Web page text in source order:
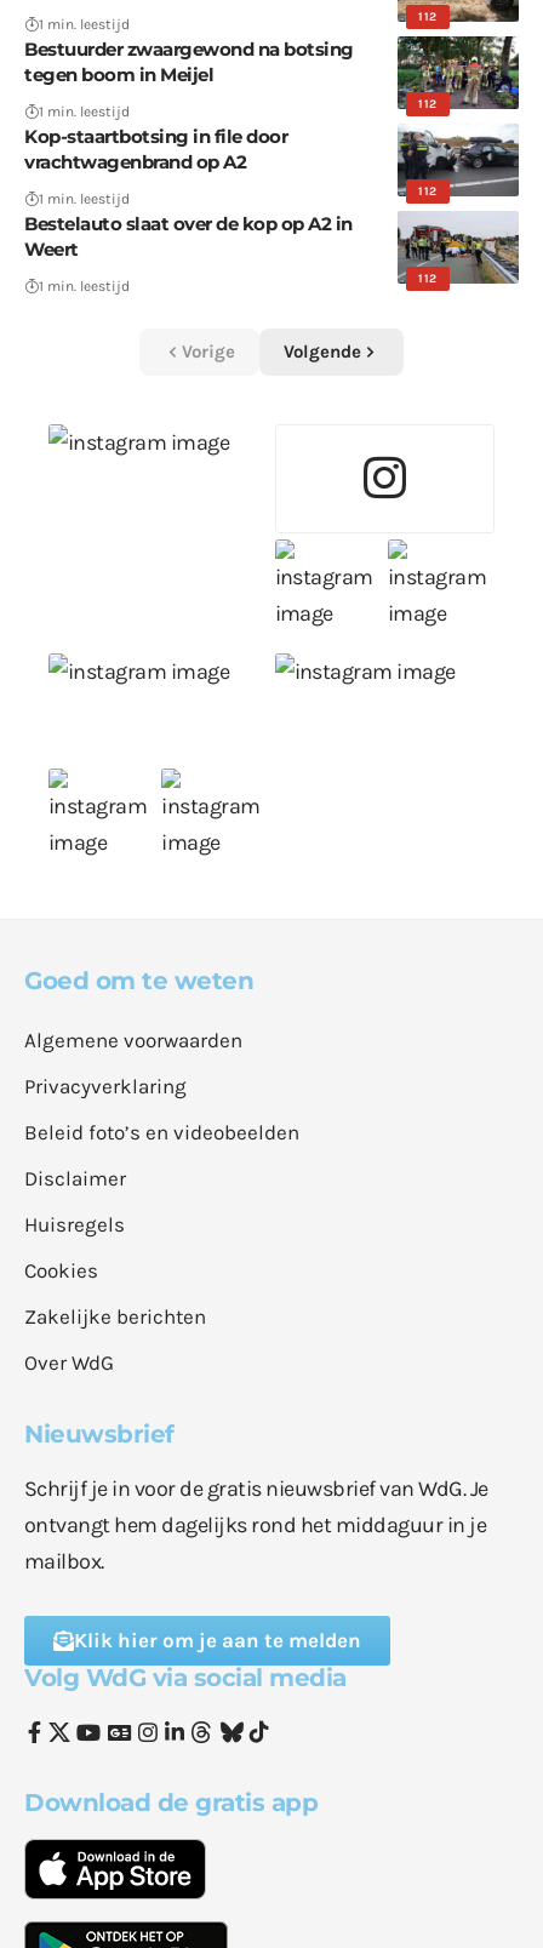
112
1 min. leestijd
112
Bestuurder zwaargewond na botsing
tegen boom in Meijel
1 min. leestijd
112
Kop-staartbotsing in file door
vrachtwagenbrand op A2
1 min. leestijd
112
Bestelauto slaat over de kop op A2 in
Weert
1 min. leestijd
Vorige Volgende
Goed om te weten
Algemene voorwaarden
Privacyverklaring
Beleid foto’s en videobeelden
Disclaimer
Huisregels
Cookies
Zakelijke berichten
Over WdG
Nieuwsbrief
Schrijf je in voor de gratis nieuwsbrief van WdG. Je
ontvangt hem dagelijks rond het middaguur in je
mailbox.
Klik hier om je aan te melden
Volg WdG via social media
Download de gratis app